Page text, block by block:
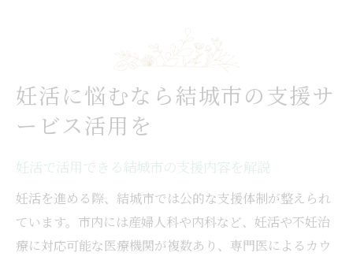
妊活に悩むなら結城市の支援サ
ービス活用を
妊活で活用できる結城市の支援内容を解説
妊活を進める際、結城市では公的な支援体制が整えられ
ています。市内には産婦人科や内科など、妊活や不妊治
療に対応可能な医療機関が複数あり、専門医によるカウ